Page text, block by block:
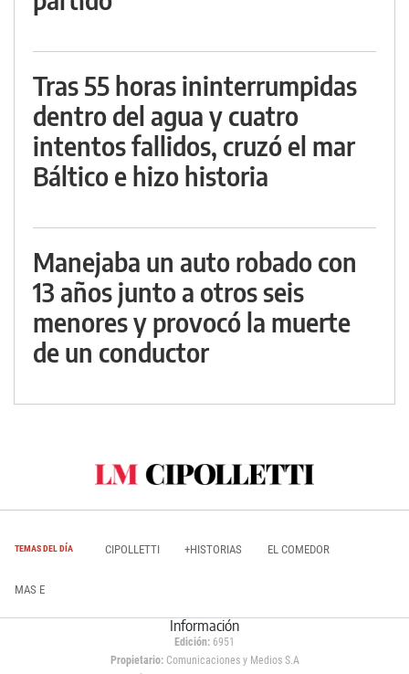
Tras 55 horas ininterrumpidas
dentro del agua y cuatro
intentos fallidos, cruzó el mar
Báltico e hizo historia
Manejaba un auto robado con
13 años junto a otros seis
menores y provocó la muerte
de un conductor
TEMAS DEL DÍA CIPOLLETTI +HISTORIAS EL COMEDOR
MAS E
Información
Edición: 6951
Propietario:Comunicaciones y Medios S.A